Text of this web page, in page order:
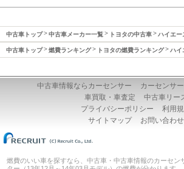
中古車トップ 中古車メーカー一覧 トヨタの中古車 ハイエー
中古車トップ 燃費ランキング トヨタの燃費ランキング ハイ
中古車情報ならカーセンサー
カーセンサ
車買取・車査定
中古車リー
プライバシーポリシー
利用
サイトマップ
お問い合わせ
燃費のいい車を探すなら、中古車・中古車情報のカーセン